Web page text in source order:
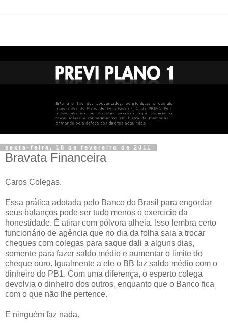
sexta-feira, 18 de fevereiro de 2011
Bravata Financeira
Caros Colegas.
Essa prática adotada pelo Banco do Brasil para engordar
seus balanços pode ser tudo menos o exercício da
honestidade. É atirar com pólvora alheia. Isso lembra certo
funcionário de agência que no dia da folha saia a trocar
cheques com colegas para saque dali a alguns dias,
somente para fazer saldo médio e aumentar o limite do
cheque ouro. Igualmente a ele o BB faz saldo médio com o
dinheiro do PB1. Com uma diferença, o esperto colega
devolvia o dinheiro dos outros, enquanto que o Banco fica
com o que não lhe pertence.
E ninguém faz nada.